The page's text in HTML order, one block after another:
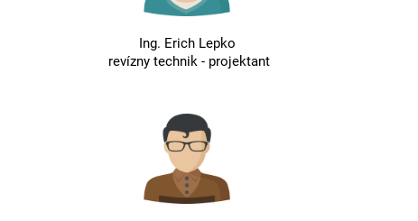
Ing. Erich Lepko
revízny technik - projektant